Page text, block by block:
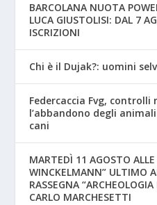
BARCOLANA NUOTA
LUCA GIUSTOLISI: DAL 7
ISCRIZIONI
Chi è il Dujak?: uomini
Federcaccia Fvg,
l’abbandono degli
cani
MARTEDÌ 11 AGOSTO
WINCKELMANN” ULTIMO
RASSEGNA
CARLO MARCHESETTI